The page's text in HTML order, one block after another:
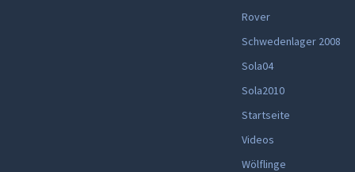
Rover
Schwedenlager 2008
Sola04
Sola2010
Startseite
Videos
Wölflinge